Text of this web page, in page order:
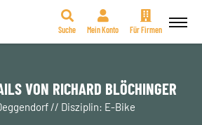
Suche Mein Konto Für Firmen
VON RICHARD BLÖCHINGER
// Disziplin: E-Bike